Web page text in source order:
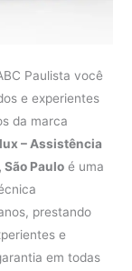
Paulista você
e experientes
da marca
– Assistência
Paulo é uma
prestando
e
em todas